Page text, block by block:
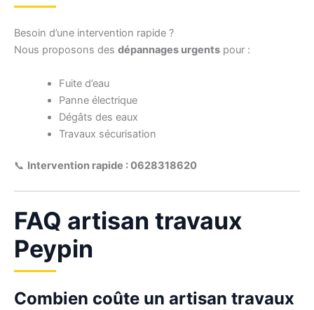
Besoin d’une intervention rapide ?
Nous proposons des dépannages urgents pour :
Fuite d’eau
Panne électrique
Dégâts des eaux
Travaux sécurisation
📞 Intervention rapide : 0628318620
FAQ artisan travaux
Peypin
Combien coûte un artisan travaux